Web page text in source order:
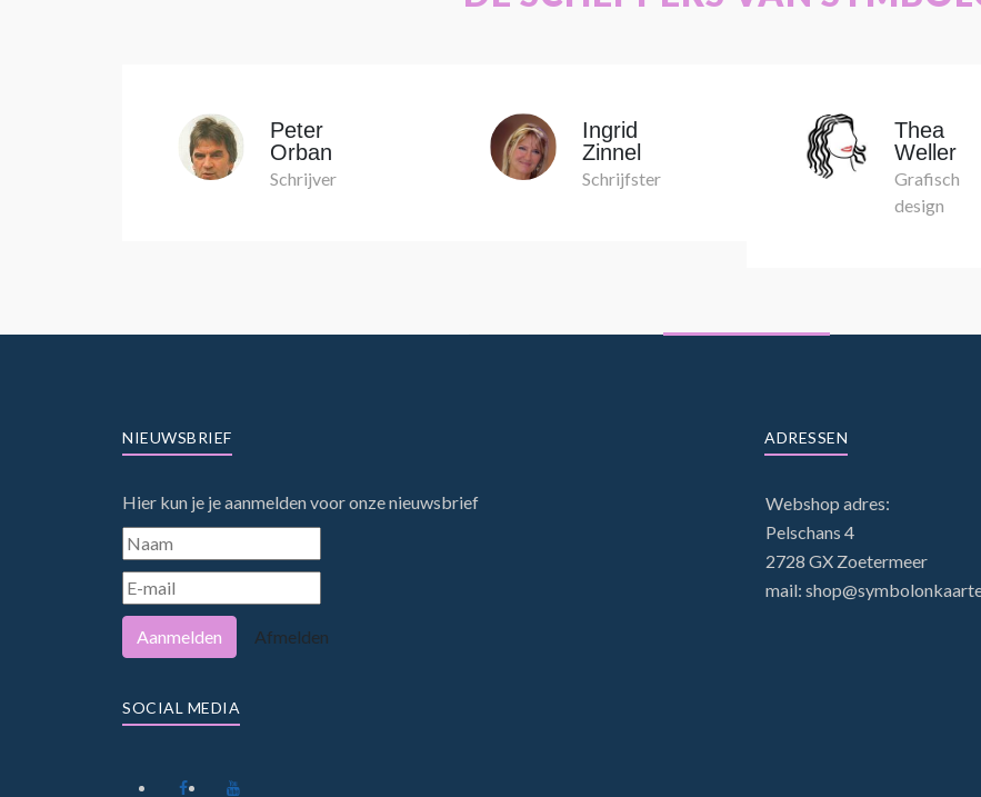
Peter
Orban
Schrijver
Ingrid
Zinnel
Schrijfster
Thea
Weller
Grafisch
design
NIEUWSBRIEF
Hier kun je je aanmelden voor onze nieuwsbrief
Aanmelden Afmelden
SOCIAL MEDIA
ADRESSEN
Webshop adres:
Pelschans 4
2728 GX Zoetermeer
mail: